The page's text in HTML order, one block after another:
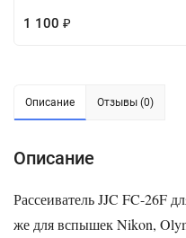
1 100 ₽
Описание Отзывы (0)
Описание
Рассеиватель JJC FC-26F
же для вспышек Nikon,